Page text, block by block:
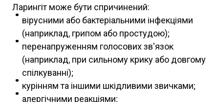
Ларингіт може бути спричинений:
вірусними або бактеріальними інфекціями
(наприклад, грипом або простудою);
перенапруженням голосових зв'язок
(наприклад, при сильному крику або довгому
спілкуванні);
курінням та іншими шкідливими звичками;
алергічними реакціями;